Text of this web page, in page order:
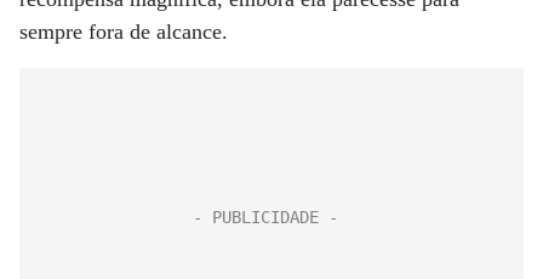
sempre fora de alcance.